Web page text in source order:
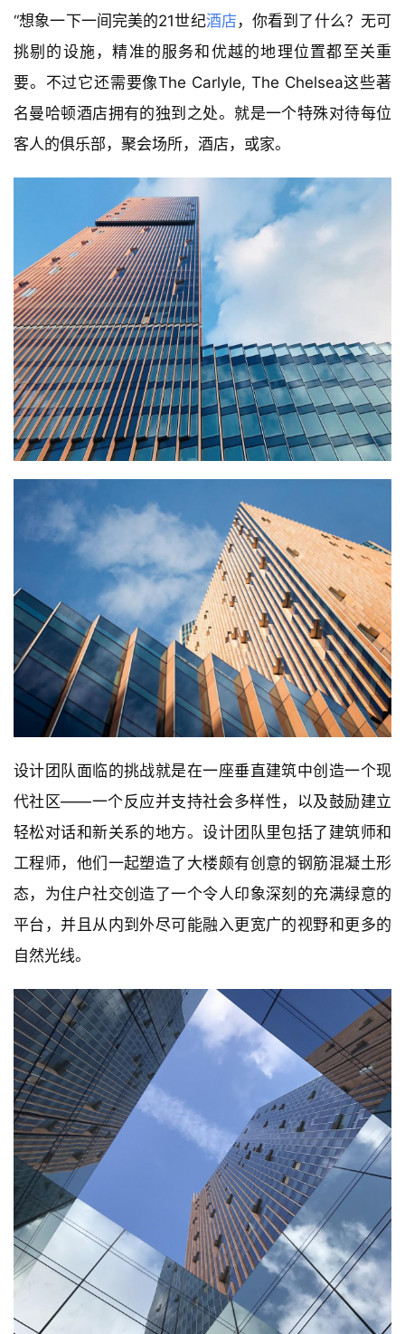
“想象一下一间完美的21世纪酒店 ，你看到了什么？无可
挑剔的设施，精准的服务和优越的地理位置都至关重
要。不过它还需要像The Carlyle, The Chelsea这些著
名曼哈顿酒店拥有的独到之处。就是一个特殊对待每位
客人的俱乐部，聚会场所，酒店，或家。
设计团队面临的挑战就是在一座垂直建筑中创造一个现
代社区——一个反应并支持社会多样性，以及鼓励建立
轻松对话和新关系的地方。设计团队里包括了建筑师和
工程师，他们一起塑造了大楼颇有创意的钢筋混凝土形
态，为住户社交创造了一个令人印象深刻的充满绿意的
平台，并且从内到外尽可能融入更宽广的视野和更多的
自然光线。